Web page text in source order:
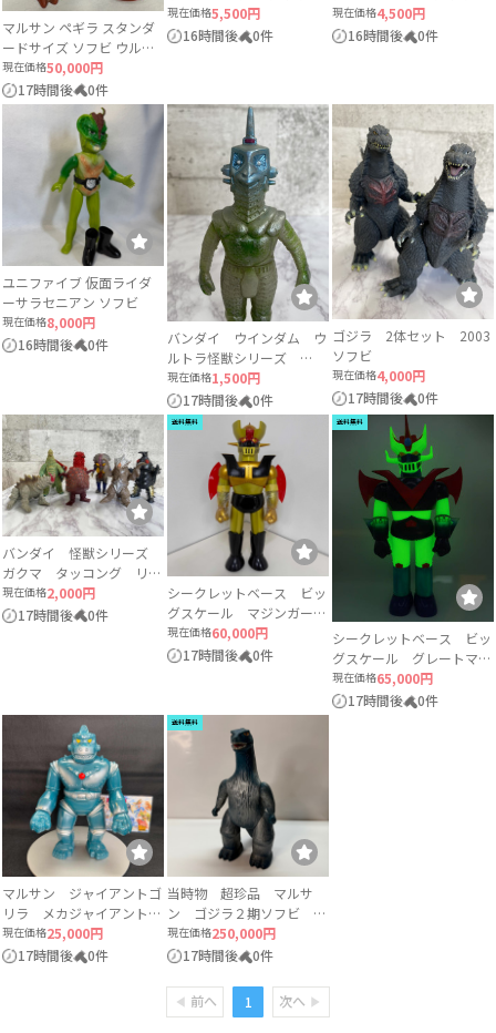
マルサン ペギラ スタンダ
ードサイズ ソフビ ウルト
ラQ
現在価格50,000円
17時間後
0件
ア ミニサイズ 約12cm 円
谷プロ
現在価格5,500円
16時間後
0件
ア ダイナミックプロ 東映
動画
現在価格4,500円
16時間後
0件
ユニファイブ 仮面ライダ
ーサラセニアン ソフビ
現在価格8,000円
16時間後
0件
バンダイ ウインダム ウ
ルトラ怪獣シリーズ
1983 ソフビ 円谷プロ
当時物
現在価格1,500円
17時間後
0件
ゴジラ 2体セット 2003
ソフビ
現在価格4,000円
17時間後
0件
バンダイ 怪獣シリーズ
ガクマ タッコング リガ
トロン パンドン サタン
ビートル ペンゼン星人
現在価格2,000円
17時間後
0件
送料無料
シークレットベース ビッ
グスケール マジンガーZ
SECRET BASE 金・黒カラ
ー ソフビ
現在価格60,000円
17時間後
0件
送料無料
シークレットベース ビッ
グスケール グレートマジ
ンガー 蓄光 SECRET
BASE ソフビ
現在価格65,000円
17時間後
0件
マルサン ジャイアントゴ
リラ メカジャイアントゴ
リラ450 bullmark
butanohana
現在価格25,000円
17時間後
0件
送料無料
当時物 超珍品 マルサ
ン ゴジラ２期ソフビ 両
足刻印無し スタンダード
サイズ エラー品
現在価格250,000円
17時間後
0件
前へ 1 次へ